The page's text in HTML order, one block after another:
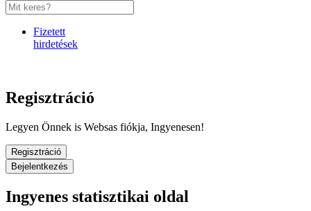
Fizetett
hirdetések
Regisztráció
Legyen Önnek is Websas fiókja, Ingyenesen!
Regisztráció
Bejelentkezés
Ingyenes statisztikai oldal